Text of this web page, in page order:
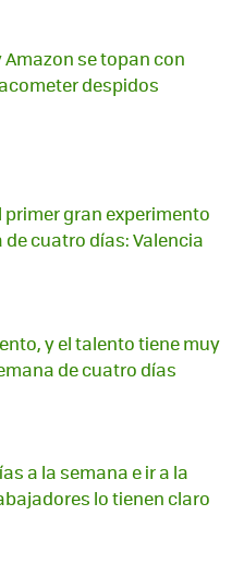
Amazon se topan con
despidos
primer gran experimento
cuatro días: Valencia
y el talento tiene muy
de cuatro días
a la semana e ir a la
lo tienen claro